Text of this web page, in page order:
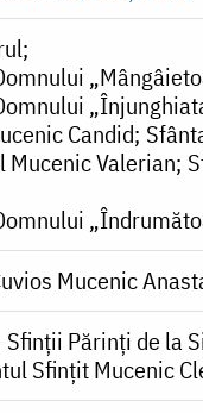
Candid
Mucenic Valerian
Mucenic
Sfinții Părinți de la
Sfințit Mucenic